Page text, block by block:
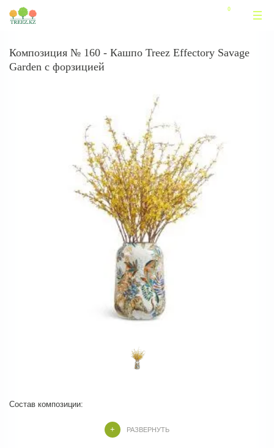
Композиция № 160 - Кашпо Treez Effectory Savage
Garden с форзицией
РАЗВЕРНУТЬ